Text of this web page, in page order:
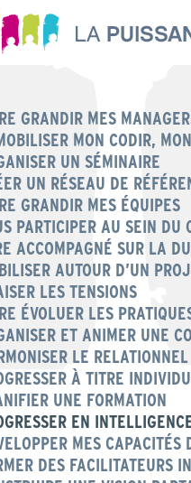
GRANDIR MES
MON CODIR,
UN SÉMINAIRE
UN RÉSEAU DE
GRANDIR MES ÉQUIPES
PARTICIPER AU SEIN DU
ACCOMPAGNÉ SUR LA
AUTOUR D’UN
LES TENSIONS
ÉVOLUER LES
ET ANIMER UNE
LE RELATIONNEL
À TITRE
UNE FORMATION
EN
MES CAPACITÉS
DES FACILITATEURS